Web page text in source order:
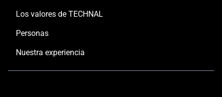
Los valores de TECHNAL
Personas
Nuestra experiencia